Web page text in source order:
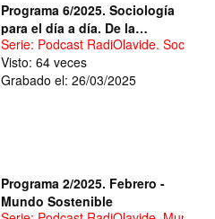
Programa 6/2025. Sociología
para el día a día. De la
academia a la práctica
cotidiana "Only Fans.
¿Pornografía digital como
Serie: Podcast RadiOlavide.
Visto: 64 veces
Grabado el: 26/03/2025
Programa 2/2025. Febrero -
Mundo Sostenible